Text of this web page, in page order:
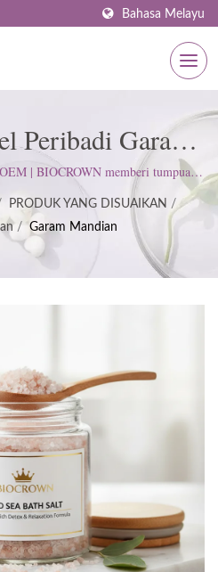
Bahasa Melayu
Peribadi Garam
Penjagaan
ISO & GMP
| BIOCROWN
| BIOCROWN memberi tumpuan
kulit. Kami mengikuti ISO22716
mengekalkan sikap tegas untuk
pelanggan.
PRODUK YANG DISUAIKAN /
/ Garam Mandian